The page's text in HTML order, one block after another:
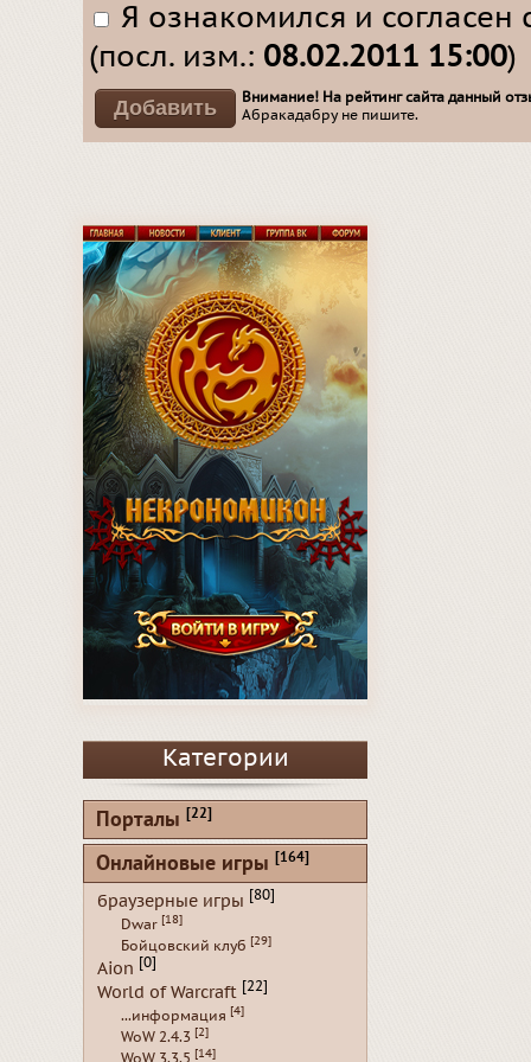
Я ознакомился и согласен
(посл. изм.: 08.02.2011 15:00)
Внимание! На рейтинг сайта данный
Абракадабру не пишите.
Категории
Порталы [22]
Онлайновые игры [164]
браузерные игры [80]
Dwar [18]
Бойцовский клуб [29]
Aion [0]
World of Warcraft [22]
...информация [4]
WoW 2.4.3 [2]
WoW 3.3.5 [14]